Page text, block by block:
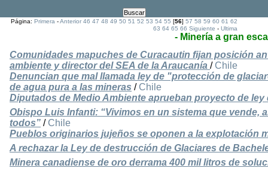
Página:Primera -Anterior 46 47 48 49 50 51 52 53 54 55 [56]57 58 59 60 61 62
63 64 65 66 Siguiente -Ultima
- Minería a gran
Comunidades mapuches de Curacautin fijan posición
ambiente y director del SEA de la Araucanía / Chile
Denuncian que mal llamada ley de "protección de
de agua pura a las mineras / Chile
Diputados de Medio Ambiente aprueban proyecto de
Obispo Luis Infanti: “Vivimos en un sistema que vende,
todos” / Chile
Pueblos originarios jujeños se oponen a la explotación
A rechazar la Ley de destrucción de Glaciares de
Minera canadiense de oro derrama 400 mil litros de